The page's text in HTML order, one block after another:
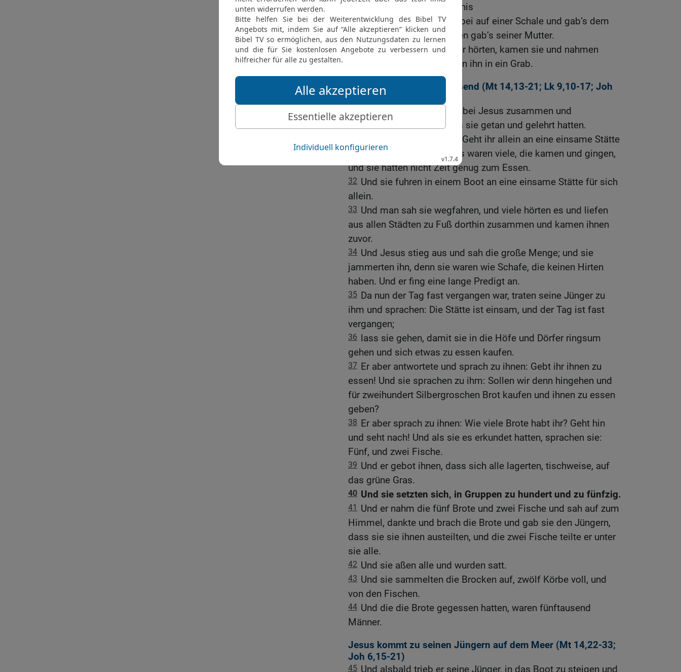
enthauptete ihn im Gefängnis
28 und trug sein Haupt herbei auf einer Schale und gab’s dem
Mädchen, und das Mädchen gab’s seiner Mutter.
29 Und da das seine Jünger hörten, kamen sie und nahmen
seinen Leichnam und legten ihn in ein Grab.
Die Speisung der Fünftausend (Mt 14,13-21; Lk 9,10-17; Joh
6,1-13)
Und die Apostel kamen bei Jesus zusammen und
verkündeten ihm alles, was sie getan und gelehrt hatten.
Und er sprach zu ihnen: Geht ihr allein an eine einsame Stätte
und ruht ein wenig. Denn es waren viele, die kamen und gingen,
und sie hatten nicht Zeit genug zum Essen.
32 Und sie fuhren in einem Boot an eine einsame Stätte für sich
allein.
33 Und man sah sie wegfahren, und viele hörten es und liefen
aus allen Städten zu Fuß dorthin zusammen und kamen ihnen
zuvor.
34 Und Jesus stieg aus und sah die große Menge; und sie
jammerten ihn, denn sie waren wie Schafe, die keinen Hirten
haben. Und er fing eine lange Predigt an.
35 Da nun der Tag fast vergangen war, traten seine Jünger zu
ihm und sprachen: Die Stätte ist einsam, und der Tag ist fast
vergangen;
36 lass sie gehen, damit sie in die Höfe und Dörfer ringsum
gehen und sich etwas zu essen kaufen.
37 Er aber antwortete und sprach zu ihnen: Gebt ihr ihnen zu
essen! Und sie sprachen zu ihm: Sollen wir denn hingehen und
für zweihundert Silbergroschen Brot kaufen und ihnen zu essen
geben?
38 Er aber sprach zu ihnen: Wie viele Brote habt ihr? Geht hin
und seht nach! Und als sie es erkundet hatten, sprachen sie:
Fünf, und zwei Fische.
39 Und er gebot ihnen, dass sich alle lagerten, tischweise, auf
das grüne Gras.
40 Und sie setzten sich, in Gruppen zu hundert und zu fünfzig.
41 Und er nahm die fünf Brote und zwei Fische und sah auf zum
Himmel, dankte und brach die Brote und gab sie den Jüngern,
dass sie sie ihnen austeilten, und die zwei Fische teilte er unter
sie alle.
42 Und sie aßen alle und wurden satt.
43 Und sie sammelten die Brocken auf, zwölf Körbe voll, und
von den Fischen.
44 Und die die Brote gegessen hatten, waren fünftausend
Männer.
Jesus kommt zu seinen Jüngern auf dem Meer (Mt 14,22-33;
Joh 6,15-21)
45 Und alsbald trieb er seine Jünger, in das Boot zu steigen und